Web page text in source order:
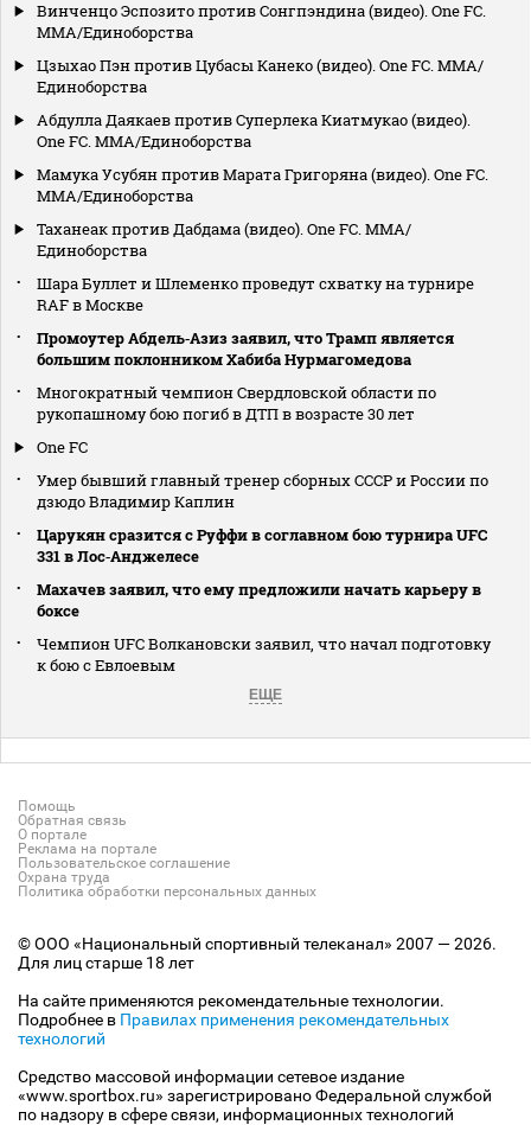
Винченцо Эспозито против Сонгпэндина (видео). One FC.
MMA/Единоборства
Цзыхао Пэн против Цубасы Канеко (видео). One FC. MMA/
Единоборства
Абдулла Даякаев против Суперлека Киатмукао (видео).
One FC. MMA/Единоборства
Мамука Усубян против Марата Григоряна (видео). One FC.
MMA/Единоборства
Таханеак против Дабдама (видео). One FC. MMA/
Единоборства
Шара Буллет и Шлеменко проведут схватку на турнире
RAF в Москве
Промоутер Абдель‑Азиз заявил, что Трамп является
большим поклонником Хабиба Нурмагомедова
Многократный чемпион Свердловской области по
рукопашному бою погиб в ДТП в возрасте 30 лет
One FC
Умер бывший главный тренер сборных СССР и России по
дзюдо Владимир Каплин
Царукян сразится с Руффи в соглавном бою турнира UFC
331 в Лос‑Анджелесе
Махачев заявил, что ему предложили начать карьеру в
боксе
Чемпион UFC Волкановски заявил, что начал подготовку
к бою с Евлоевым
ЕЩЕ
Помощь
Обратная связь
О портале
Реклама на портале
Пользовательское соглашение
Охрана труда
Политика обработки персональных данных
© ООО «Национальный спортивный телеканал» 2007 — 2026.
Для лиц старше 18 лет
На сайте применяются рекомендательные технологии.
Подробнее в Правилах применения рекомендательных
технологий
Средство массовой информации сетевое издание
«www.sportbox.ru» зарегистрировано Федеральной службой
по надзору в сфере связи, информационных технологий